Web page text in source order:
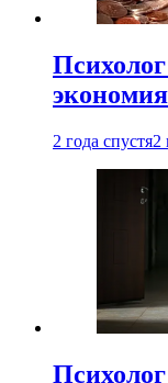
2 года спустя2